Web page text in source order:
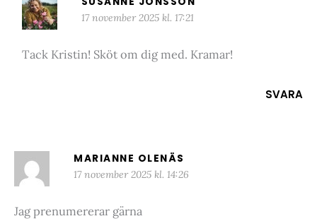
17 november 2025 kl. 17:21
Tack Kristin! Sköt om dig med. Kramar!
SVARA
MARIANNE OLENÄS
17 november 2025 kl. 14:26
Jag prenumererar gärna